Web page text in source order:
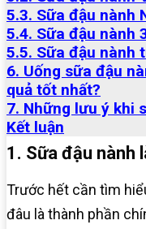
5.3. Sữa đậu nành
5.4. Sữa đậu nành
5.5. Sữa đậu nành
6. Uống sữa đậu
quả tốt nhất?
7. Những lưu ý khi
Kết luận
1. Sữa đậu nành
Trước hết cần tìm
đâu là thành phần